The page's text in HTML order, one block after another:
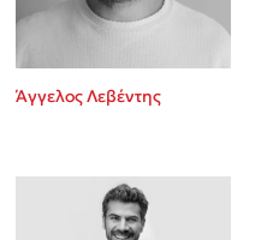
Άγγελος Λεβέντης